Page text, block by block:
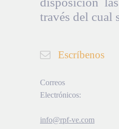
través del cual
Escríbenos
Correos
Electrónicos:
info@rpf-ve.com